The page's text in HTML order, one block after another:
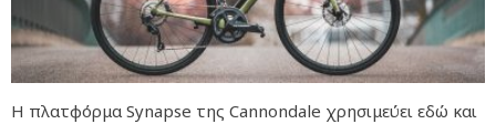
Η πλατφόρμα Synapse της Cannondale χρησιμεύει εδώ και